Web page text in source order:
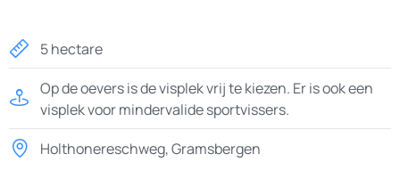
5 hectare
Op de oevers is de visplek vrij te kiezen. Er is ook een
visplek voor mindervalide sportvissers.
Holthonereschweg, Gramsbergen